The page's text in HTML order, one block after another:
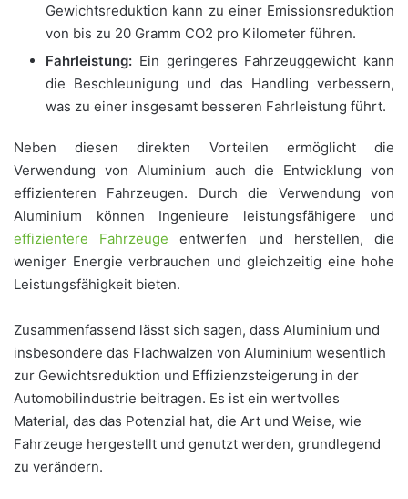
Gewichtsreduktion kann zu einer Emissionsreduktion
von bis zu 20 Gramm CO2 pro Kilometer führen.
Fahrleistung: Ein geringeres Fahrzeuggewicht kann
die Beschleunigung und das Handling verbessern,
was zu einer insgesamt besseren Fahrleistung führt.
Neben diesen direkten Vorteilen ermöglicht die
Verwendung von Aluminium auch die Entwicklung von
effizienteren Fahrzeugen. Durch die Verwendung von
Aluminium können Ingenieure leistungsfähigere und
effizientere Fahrzeuge entwerfen und herstellen, die
weniger Energie verbrauchen und gleichzeitig eine hohe
Leistungsfähigkeit bieten.
Zusammenfassend lässt sich sagen, dass Aluminium und
insbesondere das Flachwalzen von Aluminium wesentlich
zur Gewichtsreduktion und Effizienzsteigerung in der
Automobilindustrie beitragen. Es ist ein wertvolles
Material, das das Potenzial hat, die Art und Weise, wie
Fahrzeuge hergestellt und genutzt werden, grundlegend
zu verändern.